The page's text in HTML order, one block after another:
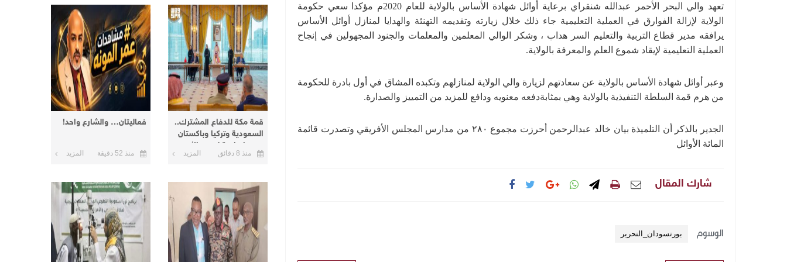
تعهد والي البحر الأحمر عبدالله شنقراي برعاية أوائل شهادة الأساس بالولاية للعام 2020م مؤكدا سعي حكومة
الولاية لإزالة الفوارق في العملية التعليمية جاء ذلك خلال زيارته وتقديمه التهنئة والهدايا لمنازل أوائل الأساس
يرافقه مدير قطاع التربية والتعليم السر هداب ، وشكر الوالي المعلمين والمعلمات والجنود المجهولين في إنجاح
العملية التعليمية لإيقاد شموع العلم والمعرفة بالولاية.
وعبر أوائل شهادة الأساس بالولاية عن سعادتهم لزيارة والي الولاية لمنازلهم وتكبده المشاق في أول بادرة للحكومة
من هرم قمة السلطة التنفيذية بالولاية وهي بمثابةدفعه معنويه ودافع للمزيد من التمييز والصدارة.
الجدير بالذكر أن التلميذة بيان خالد عبدالرحمن أحرزت مجموع ٢٨٠ من مدارس المجلس الأفريقي وتصدرت قائمة
المائة الأوائل
شارك المقال
الوسوم بورتسودان_التحرير
قمة مكة للدفاع المشترك..
السعودية وتركيا وباكستان
توقع اتفاقية لتعزيز الأمن
والردع
منذ 8 دقائق المزيد
فعاليتان… والشارع واحد!
منذ 52 دقيقة المزيد